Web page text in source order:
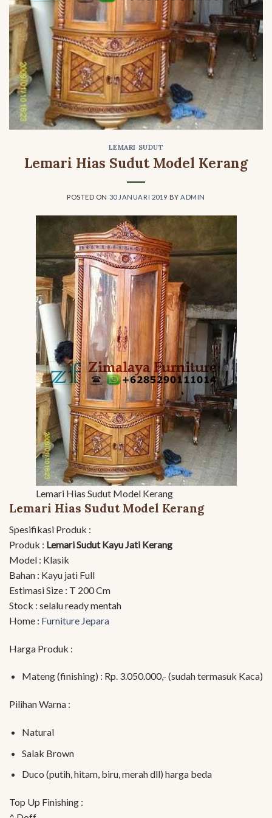
LEMARI SUDUT
Lemari Hias Sudut Model Kerang
POSTED ON 30 JANUARI 2019 BYADMIN
Lemari Hias Sudut Model Kerang
Lemari Hias Sudut Model Kerang
Spesifikasi Produk :
Produk : Lemari Sudut Kayu Jati Kerang
Model : Klasik
Bahan : Kayu jati Full
Estimasi Size : T 200 Cm
Stock : selalu ready mentah
Home : Furniture Jepara
Harga Produk :
Mateng (finishing) : Rp. 3.050.000,- (sudah termasuk Kaca)
Pilihan Warna :
Natural
Salak Brown
Duco (putih, hitam, biru, merah dll) harga beda
Top Up Finishing :